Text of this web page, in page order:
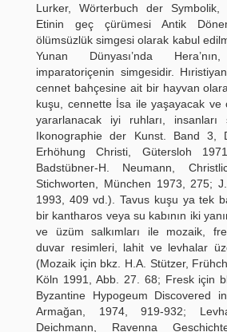
Lurker, Wörterbuch der Symbolik,
Etinin geç çürümesi Antik
ölümsüzlük simgesi olarak kabul
Yunan Dünyası’nda
imparatoriçenin simgesidir.
cennet bahçesine ait bir hayvan
kuşu, cennette İsa ile yaşayacak ve
yararlanacak iyi ruhları, insanları
Ikonographie der Kunst. Band 3,
Erhöhung Christi, Gütersloh
Badstübner-H. Neumann,
Stichworten, München 1973, 275;
1993, 409 vd.). Tavus kuşu ya tek
bir kantharos veya su kabının iki
ve üzüm salkımları ile mozaik,
duvar resimleri, lahit ve levhalar
(Mozaik için bkz. H.A. Stützer,
Köln 1991, Abb. 27. 68; Fresk için
Byzantine Hypogeum Discovered
Armağan, 1974, 919-932;
Deichmann, Ravenna